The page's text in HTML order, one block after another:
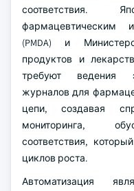
соответствия.
фармацевтическим
(PMDA) и
продуктов и
требуют ведения
журналов для
цепи, создавая
мониторинга,
соответствия,
циклов роста.
Автоматизация